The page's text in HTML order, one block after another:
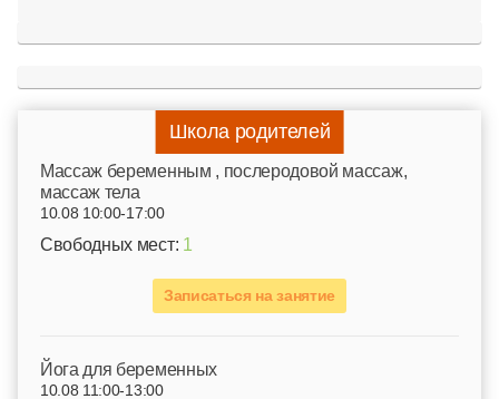
Школа родителей
Mассаж беременным , послеродовой массаж,
массаж тела
10.08 10:00-17:00
Свободных мест: 1
Записаться на занятие
Йога для беременных
10.08 11:00-13:00